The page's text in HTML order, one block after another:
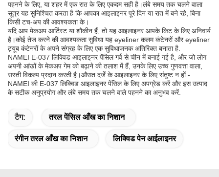
पहनने के लिए, या शहर में एक रात के लिए एकदम सही है।लंबे समय तक चलने वाला
सूत्र यह सुनिश्चित करता है कि आपका आइलाइनर पूरे दिन या रात में बने रहे, बिना
किसी टच-अप की आवश्यकता के।
यदि आप मेकअप आर्टिस्ट या शौकीन हैं, तो यह आइलाइनर आपके किट के लिए अनिवार्य
है।कोई तेज करने की आवश्यकता सुविधा यह eyeliner कलम कंटेनरों और eyeliner
ट्यूब कंटेनरों के अपने संग्रह के लिए एक सुविधाजनक अतिरिक्त बनाता है.
NAMEI E-037 लिक्विड आइलाइनर पेंसिल गर्व से चीन में बनाई गई है, और जो लोग
अपनी आंखों के मेकअप गेम को बढ़ाने की तलाश में हैं, उनके लिए उच्च गुणवत्ता वाला,
सस्ती विकल्प प्रदान करती है।औसत दर्जे के आइलाइनर के लिए संतुष्ट न हों -
NAMEI की E-037 लिक्विड आइलाइनर पेंसिल के लिए अपग्रेड करें और इस उत्पाद
के सटीक अनुप्रयोग और लंबे समय तक चलने वाले पहनने का अनुभव करें.
टैग: तरल पेंसिल आँख का निशान
रंगीन तरल आँख का निशान लिक्विड पेन आईलाइनर